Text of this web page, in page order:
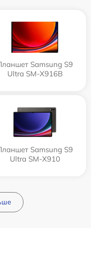
Samsung S9
Ultra SM-X916B
Samsung S9
Ultra SM-X910